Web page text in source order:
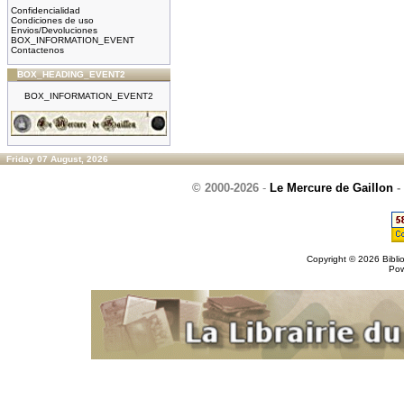
Confidencialidad
Condiciones de uso
Envios/Devoluciones
BOX_INFORMATION_EVENT
Contactenos
BOX_HEADING_EVENT2
BOX_INFORMATION_EVENT2
Friday 07 August, 2026
© 2000-2026 - Le Mercure de Gaillon -
Copyright © 2026